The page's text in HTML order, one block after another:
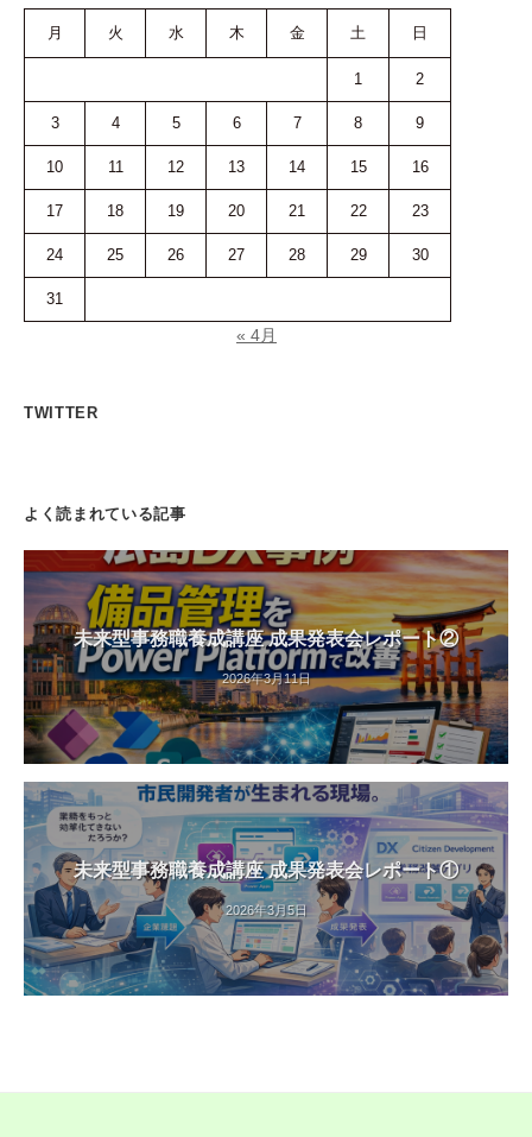
月 火 水 木 金 土 日
1 2
3 4 5 6 7 8 9
10 11 12 13 14 15 16
17 18 19 20 21 22 23
24 25 26 27 28 29 30
31
« 4月
TWITTER
よく読まれている記事
未来型事務職養成講座 成果発表会レポート②
2026年3月11日
未来型事務職養成講座 成果発表会レポート①
2026年3月5日